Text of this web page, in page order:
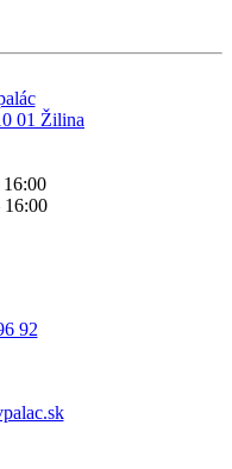
01 Žilina
16:00
92